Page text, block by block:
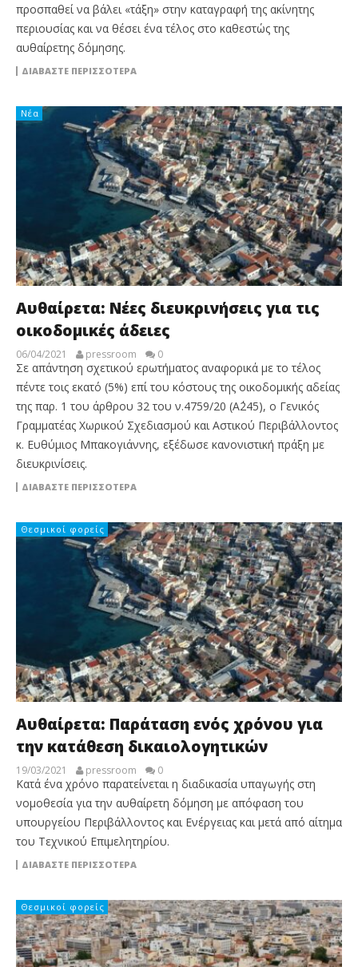
προσπαθεί να βάλει «τάξη» στην καταγραφή της ακίνητης
περιουσίας και να θέσει ένα τέλος στο καθεστώς της
αυθαίρετης δόμησης.
ΔΙΑΒΆΣΤΕ ΠΕΡΙΣΣΌΤΕΡΑ
Νέα
Αυθαίρετα: Νέες διευκρινήσεις για τις
οικοδομικές άδειες
06/04/2021 pressroom 0
Σε απάντηση σχετικού ερωτήματος αναφορικά με το τέλος
πέντε τοις εκατό (5%) επί του κόστους της οικοδομικής αδείας
της παρ. 1 του άρθρου 32 του ν.4759/20 (Α΄245), ο Γενικός
Γραμματέας Χωρικού Σχεδιασμού και Αστικού Περιβάλλοντος
κ. Ευθύμιος Μπακογιάννης, εξέδωσε κανονιστική πράξη με
διευκρινίσεις.
ΔΙΑΒΆΣΤΕ ΠΕΡΙΣΣΌΤΕΡΑ
Θεσμικοί φορείς
Αυθαίρετα: Παράταση ενός χρόνου για
την κατάθεση δικαιολογητικών
19/03/2021 pressroom 0
Kατά ένα χρόνο παρατείνεται η διαδικασία υπαγωγής στη
νομοθεσία για την αυθαίρετη δόμηση με απόφαση του
υπουργείου Περιβάλλοντος και Ενέργειας και μετά από αίτημα
του Τεχνικού Επιμελητηρίου.
ΔΙΑΒΆΣΤΕ ΠΕΡΙΣΣΌΤΕΡΑ
Θεσμικοί φορείς